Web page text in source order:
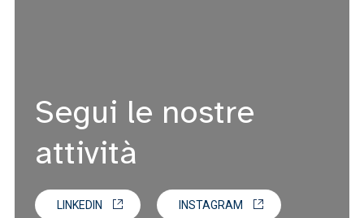
Segui le nostre
attività
LINKEDIN INSTAGRAM